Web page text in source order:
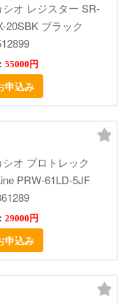
オ レジスター SR-
20SBK ブラック
55000円
申込み
オ プロトレック
PRW-61LD-5JF
29000円
申込み